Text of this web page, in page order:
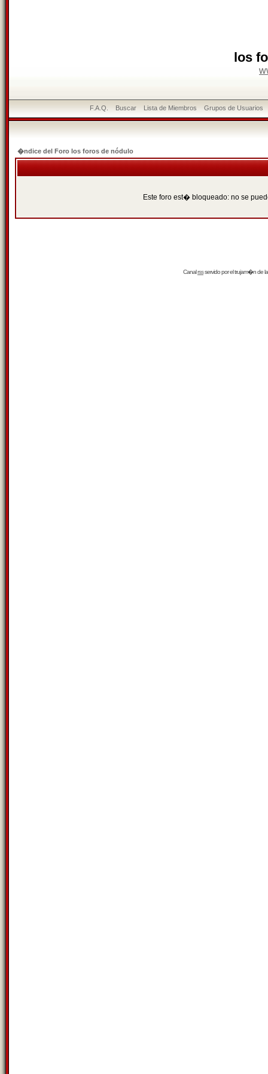
los
F.A.Q. Buscar Lista de Miembros Grupos de Usuarios
�ndice del Foro los foros de nódulo
Este foro est� bloqueado: no se
Canalrssservido por eltrujam�nde